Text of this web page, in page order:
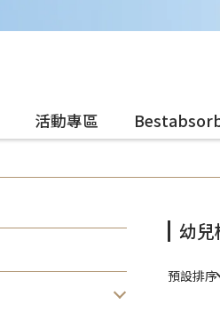
活動專區
幼兒
預設排序